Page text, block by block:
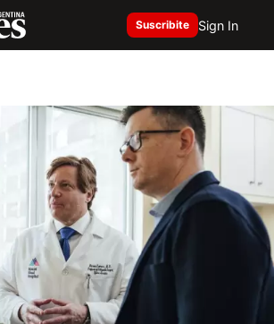
Suscribite Sign In